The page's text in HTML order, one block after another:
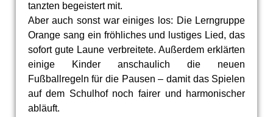
tanzten begeistert mit.
Aber auch sonst war einiges los: Die Lerngruppe
Orange sang ein fröhliches und lustiges Lied, das
sofort gute Laune verbreitete. Außerdem erklärten
einige Kinder anschaulich die neuen
Fußballregeln für die Pausen – damit das Spielen
auf dem Schulhof noch fairer und harmonischer
abläuft.